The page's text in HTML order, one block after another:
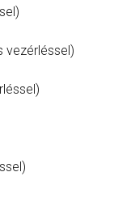
vezérléssel)